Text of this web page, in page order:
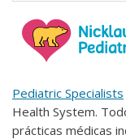
Pediatric Specialists
Health System.
prácticas médicas